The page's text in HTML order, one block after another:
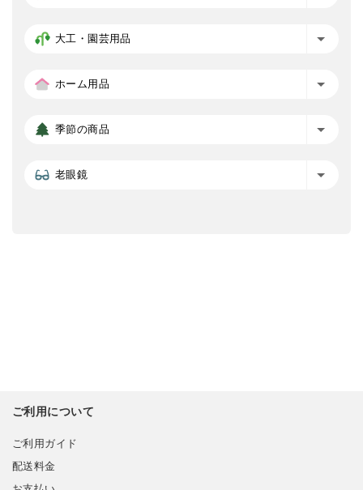
大工・園芸用品
ホーム用品
季節の商品
老眼鏡
ご利用について
ご利用ガイド
配送料金